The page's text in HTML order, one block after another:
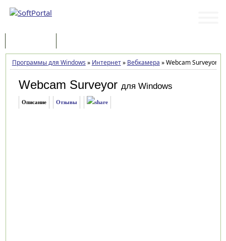
Программы для Windows » Интернет» Вебкамера »Webcam Surveyor
Webcam Surveyor для Windows
Описание Отзывы